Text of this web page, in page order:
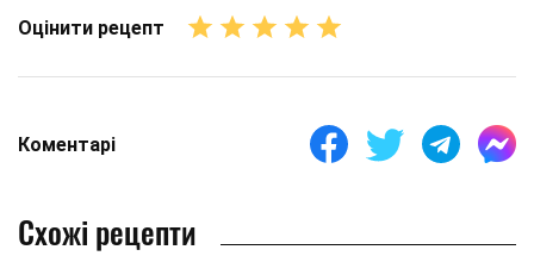
Оцінити рецепт
Коментарі
Схожі рецепти